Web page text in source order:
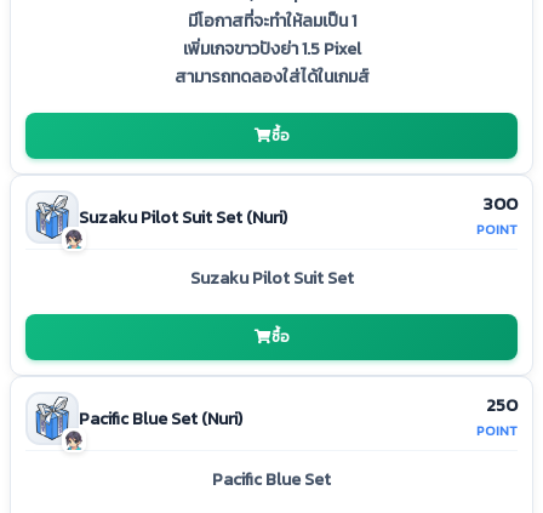
มีโอกาสที่จะทำให้ลมเป็น 1
เพิ่มเกจขาวปังย่า 1.5 Pixel
สามารถทดลองใส่ได้ในเกมส์
ซื้อ
Suzaku Pilot Suit Set (Nuri)
Suzaku Pilot Suit Set
300
POINT
ซื้อ
Pacific Blue Set (Nuri)
Pacific Blue Set
250
POINT